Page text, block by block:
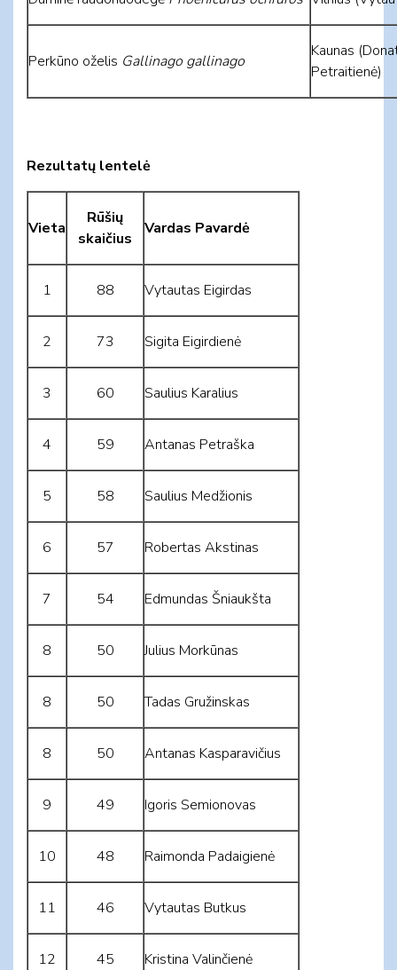
Perkūno oželis Gallinago gallinago
Kaunas
Petraitienė)
Rezultatų lentelė
Vieta
Rūšių
skaičius
Vardas Pavardė
1 88 Vytautas Eigirdas
2 73 Sigita Eigirdienė
3 60 Saulius Karalius
4 59 Antanas Petraška
5 58 Saulius Medžionis
6 57 Robertas Akstinas
7 54 Edmundas Šniaukšta
8 50 Julius Morkūnas
8 50 Tadas Gružinskas
8 50 Antanas Kasparavičius
9 49 Igoris Semionovas
10 48 Raimonda Padaigienė
11 46 Vytautas Butkus
12 45 Kristina Valinčienė